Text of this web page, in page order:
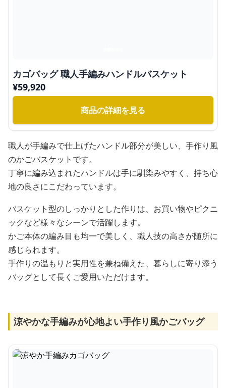
カゴバッグ 職人手編みハンドルバスケット
¥59,920
商品の詳細を見る
職人が手編みで仕上げたハンドル部分が美しい、手作り風
のかごバスケットです。
丁寧に編み込まれたハンドルは手に馴染みやすく、持ち心
地の良さにこだわっています。
バスケット型のしっかりとした作りは、お買い物やピクニ
ックなど様々なシーンで活躍します。
かご本体の編み目も均一で美しく、職人技の高さが随所に
感じられます。
手作りの温もりと実用性を兼ね備えた、暮らしに寄り添う
バッグとして長くご愛用いただけます。
涼やかな手編みが心地よい手作り風かごバッグ